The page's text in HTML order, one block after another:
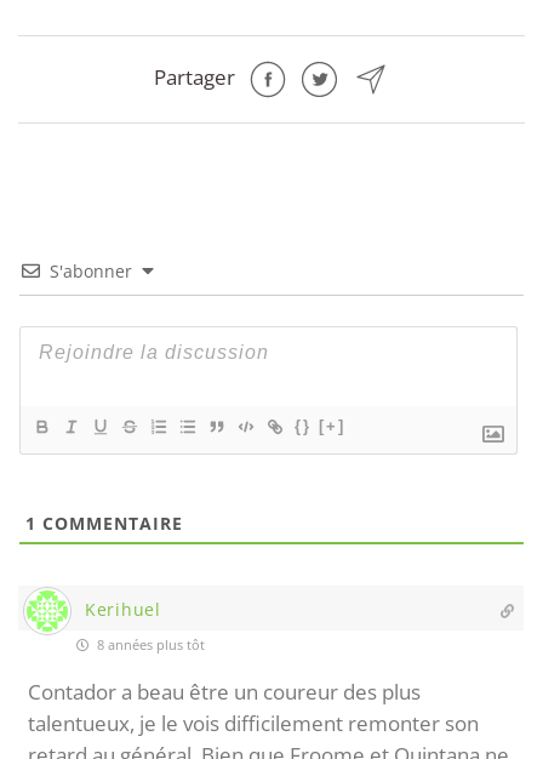
Partager
S'abonner
{} [+]
1 COMMENTAIRE
Kerihuel
8 années plus tôt
Contador a beau être un coureur des plus
talentueux, je le vois difficilement remonter son